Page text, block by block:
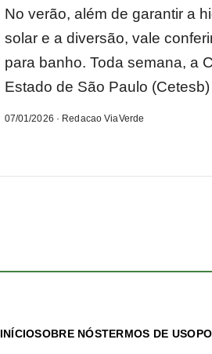
No verão, além de garantir a
solar e a diversão, vale
para banho. Toda semana, a
Estado de São Paulo
07/01/2026 · Redacao ViaVerde
INÍCIOSOBRE NÓSTERMOS DE USO